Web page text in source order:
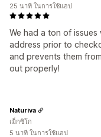
We had a ton of
address prior to
and prevents them
out properly!
25 นาที ในการใช้แอป
Naturiva
เม็กซิโก
5 นาที ในการใช้แอป